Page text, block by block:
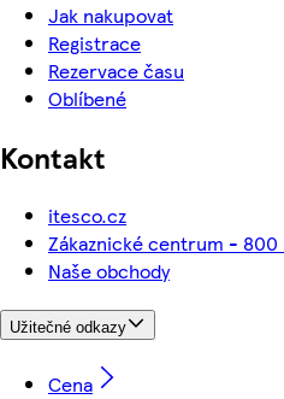
Jak nakupovat
Registrace
Rezervace času
Oblíbené
Kontakt
itesco.cz
Zákaznické centrum - 800
Naše obchody
Užitečné odkazy
Cena